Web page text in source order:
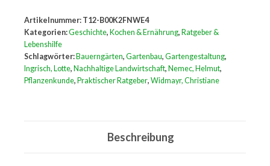
Bauerngärten
neu
entdeckt
Geschichte,
Artikelnummer: T12-B00K2FNWE4
Kategorien:Geschichte, Kochen & Ernährung, Ratgeber &
Lebenshilfe
Schlagwörter: Bauerngärten, Gartenbau, Gartengestaltung,
Ingrisch, Lotte, Nachhaltige Landwirtschaft, Nemec, Helmut,
Pflanzenkunde, Praktischer Ratgeber, Widmayr, Christiane
Beschreibung